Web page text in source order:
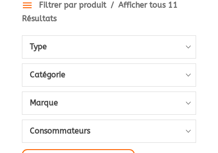
Filtrer par produit
Afficher tous 11
Résultats
Type
Catégorie
Marque
Consommateurs